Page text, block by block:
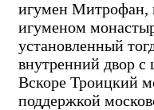
игумен Митрофан,
игуменом
установленный
внутренний двор с
Вскоре Троицкий
поддержкой